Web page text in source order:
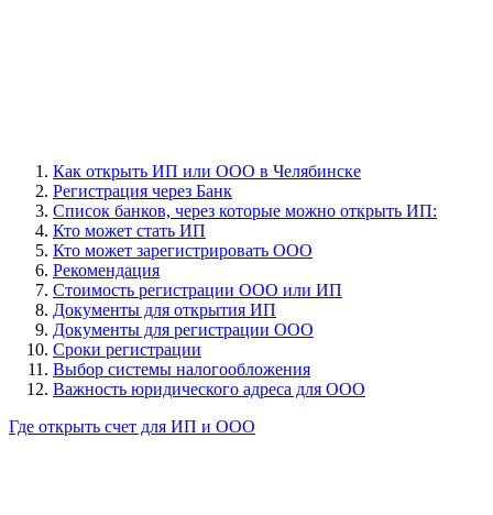
Как открыть ИП или ООО в Челябинске
Регистрация через Банк
Cписок банков, через которые можно открыть ИП:
Кто может стать ИП
Кто может зарегистрировать ООО
Рекомендация
Стоимость регистрации ООО или ИП
Документы для открытия ИП
Документы для регистрации ООО
Сроки регистрации
Выбор системы налогообложения
Важность юридического адреса для ООО
Где открыть счет для ИП и ООО